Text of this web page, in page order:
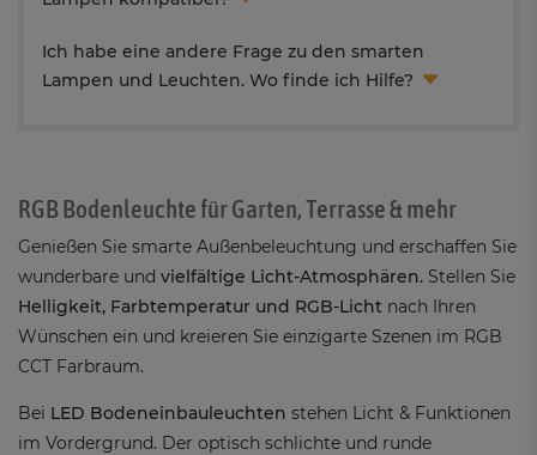
Ich habe eine andere Frage zu den smarten
Lampen und Leuchten. Wo finde ich Hilfe?
RGB Bodenleuchte für Garten, Terrasse & mehr
Genießen Sie smarte Außenbeleuchtung und erschaffen Sie
wunderbare und vielfältige Licht-Atmosphären. Stellen Sie
Helligkeit, Farbtemperatur und RGB-Licht nach Ihren
Wünschen ein und kreieren Sie einzigarte Szenen im RGB
CCT Farbraum.
Bei LED Bodeneinbauleuchten stehen Licht & Funktionen
im Vordergrund. Der optisch schlichte und runde